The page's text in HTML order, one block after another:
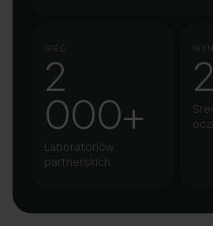
SIEĆ
2
000+
Laboratoriów
partnerskich